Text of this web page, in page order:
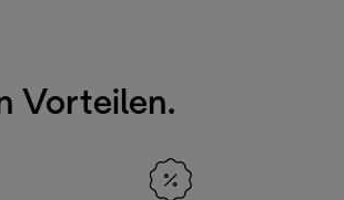
Vorteilen.